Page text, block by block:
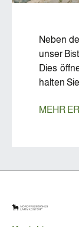
Neben
unser
Dies
halten
MEHR